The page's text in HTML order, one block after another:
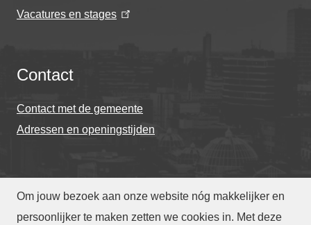
Om jouw bezoek aan onze website nóg makkelijker en
persoonlijker te maken zetten we cookies in. Met deze
Vacatures en stages
Contact
Contact met de gemeente
Adressen en openingstijden
© Gemeente Eindhoven 2026